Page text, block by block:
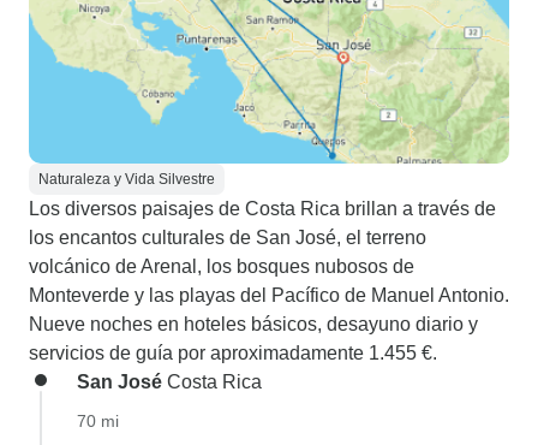
Naturaleza y Vida Silvestre
Los diversos paisajes de Costa Rica brillan a través de
los encantos culturales de San José, el terreno
volcánico de Arenal, los bosques nubosos de
Monteverde y las playas del Pacífico de Manuel Antonio.
Nueve noches en hoteles básicos, desayuno diario y
servicios de guía por aproximadamente 1.455 €.
San José Costa Rica
70 mi